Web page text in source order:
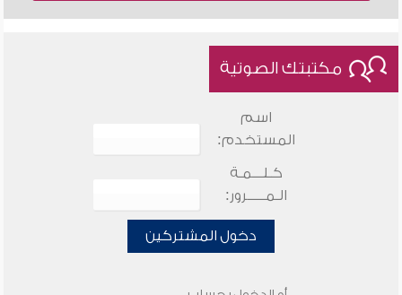
مكتبتك الصوتية
اسم
المستخدم:
كـلـــمـة
الـمـــــرور:
دخول المشتركين